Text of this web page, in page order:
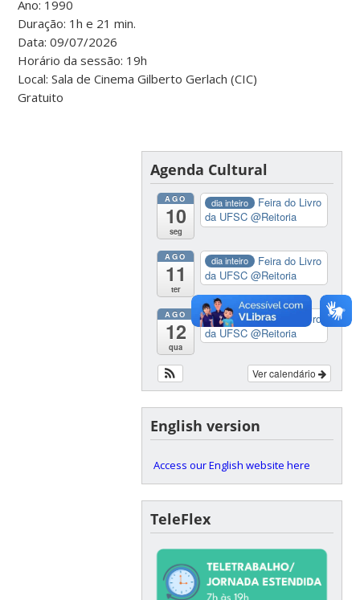
Ano: 1990
Duração: 1h e 21 min.
Data: 09/07/2026
Horário da sessão: 19h
Local: Sala de Cinema Gilberto Gerlach (CIC)
Gratuito
Agenda Cultural
AGO
10
seg
dia inteiro
Feira do Livro
da UFSC@Reitoria
AGO
11
ter
dia inteiro
Feira do Livro
da UFSC@Reitoria
AGO
12
qua
dia inteiro
Feira do Livro
da UFSC@Reitoria
Ver calendário
English version
Access our English website here
TeleFlex